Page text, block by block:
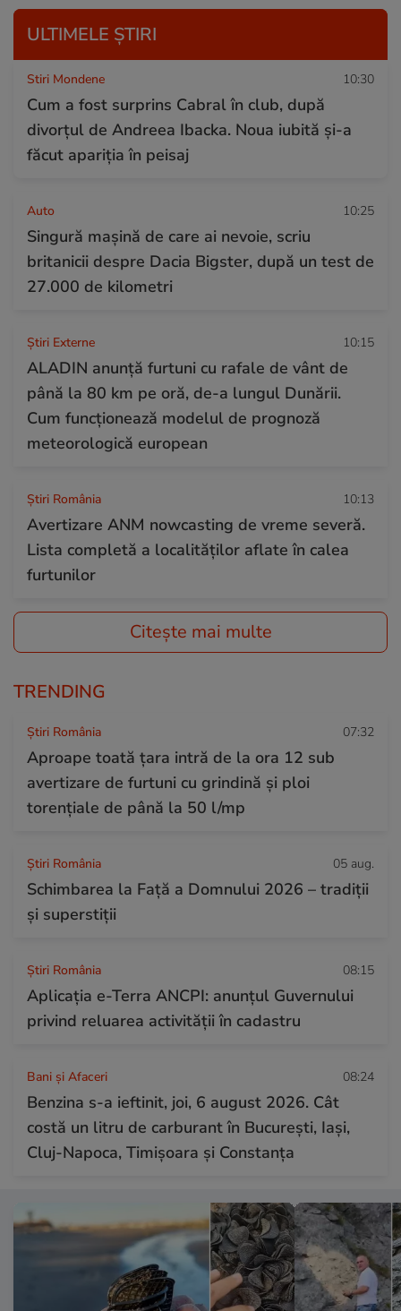
ULTIMELE ȘTIRI
Stiri Mondene 10:30
Cum a fost surprins Cabral în club, după
divorțul de Andreea Ibacka. Noua iubită și-a
făcut apariția în peisaj
Auto 10:25
Singură mașină de care ai nevoie, scriu
britanicii despre Dacia Bigster, după un test de
27.000 de kilometri
Știri Externe 10:15
ALADIN anunță furtuni cu rafale de vânt de
până la 80 km pe oră, de-a lungul Dunării.
Cum funcționează modelul de prognoză
meteorologică european
Știri România 10:13
Avertizare ANM nowcasting de vreme severă.
Lista completă a localităților aflate în calea
furtunilor
Citește mai multe
TRENDING
Știri România 07:32
Aproape toată țara intră de la ora 12 sub
avertizare de furtuni cu grindină și ploi
torențiale de până la 50 l/mp
Știri România 05 aug.
Schimbarea la Față a Domnului 2026 – tradiții
și superstiții
Știri România 08:15
Aplicația e-Terra ANCPI: anunțul Guvernului
privind reluarea activității în cadastru
Bani și Afaceri 08:24
Benzina s-a ieftinit, joi, 6 august 2026. Cât
costă un litru de carburant în București, Iași,
Cluj-Napoca, Timișoara și Constanța